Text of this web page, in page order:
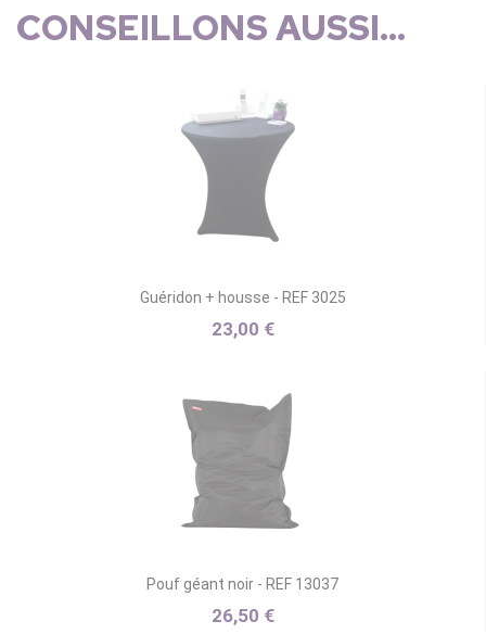
CONSEILLONS AUSSI...
Guéridon + housse - REF 3025
23,00 €
Pouf géant noir - REF 13037
26,50 €